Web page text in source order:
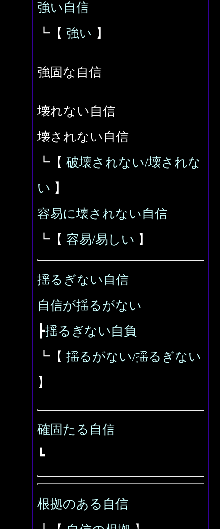
強い自信
┗【 強い 】
強固な自信
壊れない自信
壊されない自信
┗【 破壊されない/壊されな
い 】
容易に壊されない自信
┗【 容易/易しい 】
揺るぎない自信
自信が揺るがない
┣揺るぎない自負
┗【 揺るがない/揺るぎない
】
確固たる自信
┗
根拠のある自信